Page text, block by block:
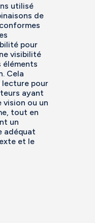
utilisé
de
pour
visibilité
éléments
Cela
pour
ayant
vision ou un
tout en
un
adéquat
et le